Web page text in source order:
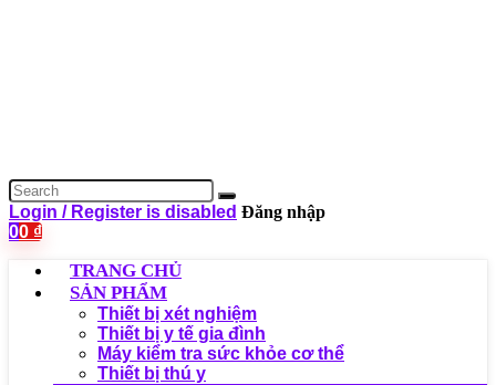
Login / Register is disabled Đăng nhập
00 ₫
TRANG CHỦ
SẢN PHẨM
Thiết bị xét nghiệm
Thiết bị y tế gia đình
Máy kiểm tra sức khỏe cơ thể
Thiết bị thú y